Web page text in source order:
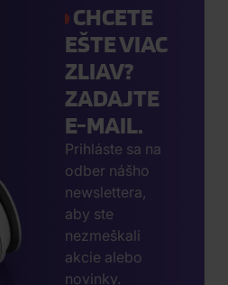
CHCETE
EŠTE VIAC
ZLIAV?
ZADAJTE
E-MAIL.
Prihláste sa na
odber nášho
newslettera,
aby ste
nezmeškali
akcie alebo
novinky.